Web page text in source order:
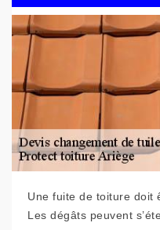
Une fuite de toiture doit
Les dégâts peuvent